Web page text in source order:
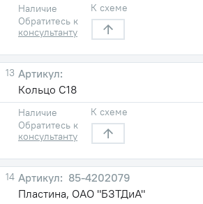
Наличие
Обратитесь к
консультанту
К схеме
13
Кольцо С18
Наличие
Обратитесь к
консультанту
К схеме
14
85-4202079
Пластина, ОАО "БЗТДиА"